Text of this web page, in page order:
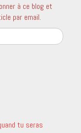
à ce blog et
par email.
tu seras